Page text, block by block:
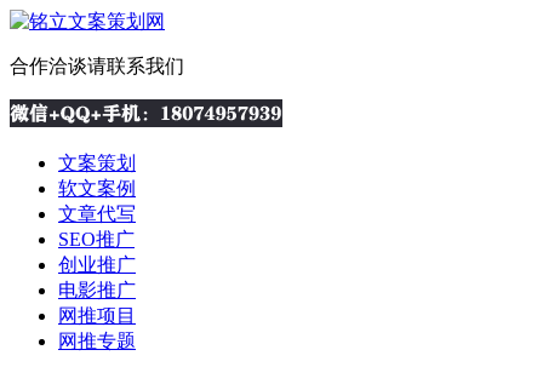
合作洽谈请联系我们
文案策划
软文案例
文章代写
SEO推广
创业推广
电影推广
网推项目
网推专题